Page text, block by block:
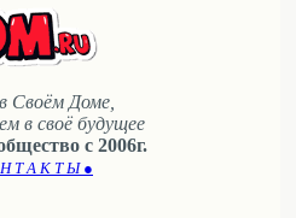
Своём Доме,
в своё будущее
с 2006г.
Т А К Т Ы ●